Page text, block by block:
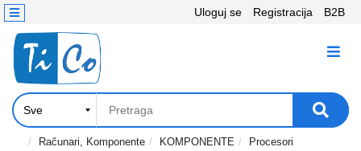
Uloguj se Registracija B2B
KATEGORIJE
Računari,
Komponente
Laptop
Kontakt
Računari, Komponente KOMPONENTE Procesori